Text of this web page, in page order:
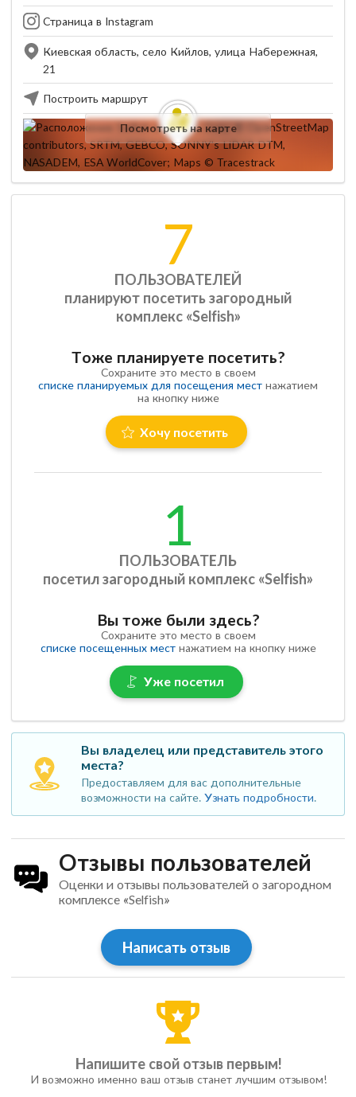
Страница в Instagram
Киевская область, село Кийлов, улица Набережная,
21
Построить маршрут
Посмотреть на карте
7
ПОЛЬЗОВАТЕЛЕЙ
планируют посетить загородный
комплекс «Selfish»
Тоже планируете посетить?
Сохраните это место в своем
списке планируемых для посещения мест нажатием
на кнопку ниже
Хочу посетить
1
ПОЛЬЗОВАТЕЛЬ
посетил загородный комплекс «Selfish»
Вы тоже были здесь?
Сохраните это место в своем
списке посещенных местнажатием на кнопку ниже
Уже посетил
Вы владелец или представитель этого
места?
Предоставляем для вас дополнительные
возможности на сайте.Узнать подробности.
Отзывы пользователей
Оценки и отзывы пользователей о загородном
комплексе «Selfish»
Написать отзыв
Напишите свой отзыв первым!
И возможно именно ваш отзыв станет лучшим отзывом!